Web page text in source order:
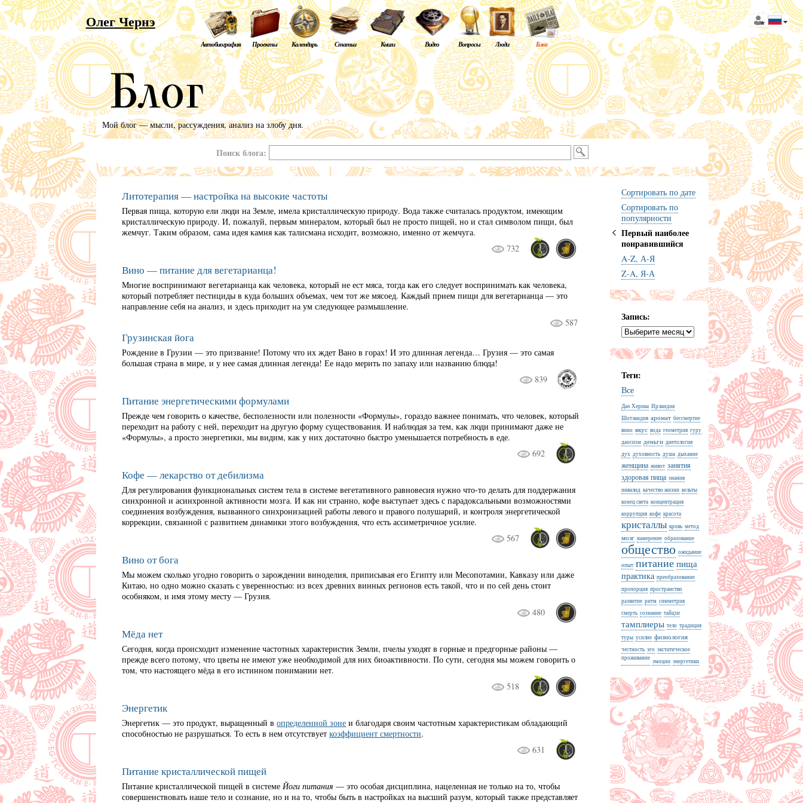
Олег Чернэ
Автобиография Проекты Календарь Статьи Книги Видео Вопросы Люди Блог
Мой блог — мысли, рассуждения, анализ на злобу дня.
Поиск блога:
Сортировать по дате
Сортировать по
популярности
Первый наиболее
понравившийся
A-Z, А-Я
Z-A, Я-А
Запись:
Теги:
Все
Дао Херика Ирландия
Шотландия аромат бессмертие
вино вкус вода геометрия гуру
даосизм деньги диетология
дух духовность душа дыхание
женщина живот занятия
здоровая пища знания
инвалид качество жизни кельты
конец света концентрация
коррупция кофе красота
кристаллы кровь метод
мозг намерение образование
общество ожидание
опыт питание пища
практика преобразование
пропорция пространство
развитие ритм симметрия
смерть сознание тайцзи
тамплиеры тело традиция
туры усилие физиология
честность эго экстатическое
проживание эмоции энергетики
Литотерапия — настройка на высокие частоты
Первая пища, которую ели люди на Земле, имела кристаллическую природу. Вода также считалась продуктом, имеющим
кристаллическую природу. И, пожалуй, первым минералом, который был не просто пищей, но и стал символом пищи, был
жемчуг. Таким образом, сама идея камня как талисмана исходит, возможно, именно от жемчуга.
732
Вино — питание для вегетарианца!
Многие воспринимают вегетарианца как человека, который не ест мяса, тогда как его следует воспринимать как человека,
который потребляет пестициды в куда больших объемах, чем тот же мясоед. Каждый прием пищи для вегетарианца — это
направление себя на анализ, и здесь приходит на ум следующее размышление.
587
Грузинская йога
Рождение в Грузии — это призвание! Потому что их ждет Вано в горах! И это длинная легенда… Грузия — это самая
большая страна в мире, и у нее самая длинная легенда! Ее надо мерить по запаху или названию блюда!
839
Питание энергетическими формулами
Прежде чем говорить о качестве, бесполезности или полезности «Формулы», гораздо важнее понимать, что человек, который
переходит на работу с ней, переходит на другую форму существования. И наблюдая за тем, как люди принимают даже не
«Формулы», а просто энергетики, мы видим, как у них достаточно быстро уменьшается потребность в еде.
692
Кофе — лекарство от дебилизма
Для регулирования функциональных систем тела в системе вегетативного равновесия нужно что-то делать для поддержания
синхронной и асинхронной активности мозга. И как ни странно, кофе выступает здесь с парадоксальными возможностями
соединения возбуждения, вызванного синхронизацией работы левого и правого полушарий, и контроля энергетической
коррекции, связанной с развитием динамики этого возбуждения, что есть ассиметричное усилие.
567
Вино от бога
Мы можем сколько угодно говорить о зарождении виноделия, приписывая его Египту или Месопотамии, Кавказу или даже
Китаю, но одно можно сказать с уверенностью: из всех древних винных регионов есть такой, что и по сей день стоит
особняком, и имя этому месту — Грузия.
480
Мёда нет
Сегодня, когда происходит изменение частотных характеристик Земли, пчелы уходят в горные и предгорные районы —
прежде всего потому, что цветы не имеют уже необходимой для них биоактивности. По сути, сегодня мы можем говорить о
том, что настоящего мёда в его истинном понимании нет.
518
Энергетик
Энергетик — это продукт, выращенный вопределенной зоне и благодаря своим частотным характеристикам обладающий
способностью не разрушаться. То есть в нем отсутствуеткоэффициент смертности.
631
Питание кристаллической пищей
Питание кристаллической пищей в системеЙоги питания — это особая дисциплина, нацеленная не только на то, чтобы
совершенствовать наше тело и сознание, но и на то, чтобы быть в настройках на высший разум, который также представляет